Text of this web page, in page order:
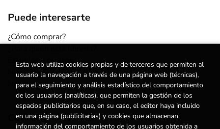
Puede interesarte
¿Cómo comprar?
Escuelas y centros
Nuestros Servicios
Noticias
Contacto
Esta web utiliza cookies propias y de terceros que permiten al
usuario la navegación a través de una página web (técnicas),
para el seguimiento y análisis estadístico del comportamiento
de los usuarios (analíticas), que permiten la gestión de los
espacios publicitarios que, en su caso, el editor haya incluido
en una página (publicitarias) y cookies que almacenan
información del comportamiento de los usuarios obtenida a